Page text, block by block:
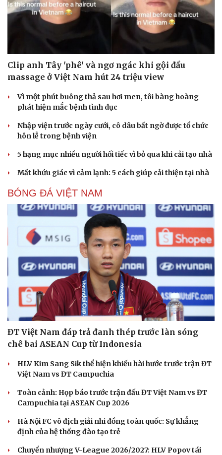
Clip anh Tây 'phê' và ngơ ngác khi gội đầu
massage ở Việt Nam hút 24 triệu view
Vì một phút buông thả sau hơi men, tôi bàng hoàng
phát hiện mắc bệnh tình dục
Nhập viện trước ngày cưới, cô dâu bất ngờ được tổ chức
hôn lễ trong bệnh viện
5 hạng mục nhiều người hối tiếc vì bỏ qua khi cải tạo nhà
Mất khứu giác vì cảm lạnh: 5 cách giúp cải thiện tại nhà
BÓNG ĐÁ VIỆT NAM
ĐT Việt Nam đáp trả đanh thép trước làn sóng
chê bai ASEAN Cup từ Indonesia
HLV Kim Sang Sik thể hiện khiếu hài hước trước trận ĐT
Việt Nam vs ĐT Campuchia
Toàn cảnh: Họp báo trước trận đấu ĐT Việt Nam vs ĐT
Campuchia tại ASEAN Cup 2026
Hà Nội FC vô địch giải nhi đồng toàn quốc: Sự khẳng
định của hệ thống đào tạo trẻ
Chuyển nhượng V-League 2026/2027: HLV Popov tái